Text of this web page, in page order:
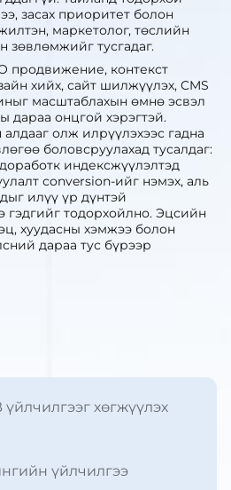
хөгжүүлэх
үйлчилгээ
засах приоритет болон
маркетолог, төслийн
зөвлөмжийг тусгадаг.
продвижение, контекст
хийх, сайт шилжүүлэх, CMS
масштаблахын өмнө эсвэл
дараа онцгой хэрэгтэй.
олж илрүүлэхээс гадна
боловсруулахад тусалдаг:
индексжүүлэлтэд
conversion-ийг нэмэх, аль
илүү үр дүнтэй
гэдгийг тодорхойлно. Эцсийн
хуудасны хэмжээ болон
дараа тус бүрээр